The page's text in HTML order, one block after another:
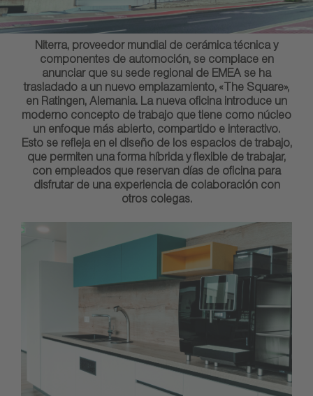
Niterra, proveedor mundial de cerámica técnica y
componentes de automoción, se complace en
anunciar que su sede regional de EMEA se ha
trasladado a un nuevo emplazamiento, «The Square»,
en Ratingen, Alemania. La nueva oficina introduce un
moderno concepto de trabajo que tiene como núcleo
un enfoque más abierto, compartido e interactivo.
Esto se refleja en el diseño de los espacios de trabajo,
que permiten una forma híbrida y flexible de trabajar,
con empleados que reservan días de oficina para
disfrutar de una experiencia de colaboración con
otros colegas.